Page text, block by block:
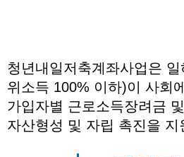
청년내일저축계좌사업은
위소득 100% 이하)이 사회
가입자별 근로소득장려금
자산형성 및 자립 촉진을 지